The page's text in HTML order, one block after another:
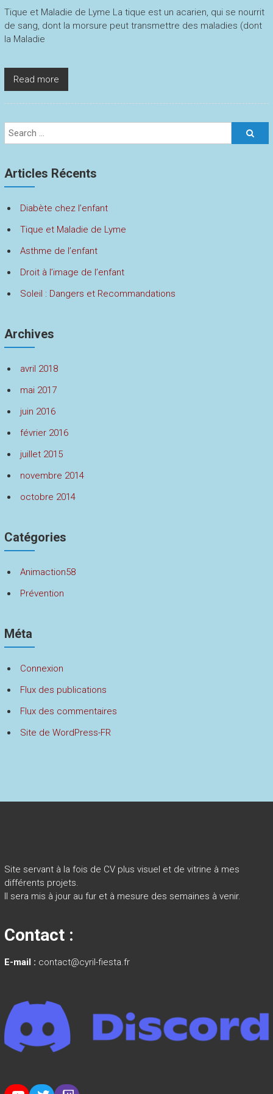
Tique et Maladie de Lyme La tique est un acarien, qui se nourrit
de sang, dont la morsure peut transmettre des maladies (dont
la Maladie
Read more
Articles Récents
Diabète chez l’enfant
Tique et Maladie de Lyme
Asthme de l’enfant
Droit à l’image de l’enfant
Soleil : Dangers et Recommandations
Archives
avril 2018
mai 2017
juin 2016
février 2016
juillet 2015
novembre 2014
octobre 2014
Catégories
Animaction58
Prévention
Méta
Connexion
Flux des publications
Flux des commentaires
Site de WordPress-FR
Site servant à la fois de CV plus visuel et de vitrine à mes
différents projets.
Il sera mis à jour au fur et à mesure des semaines à venir.
Contact :
E-mail : contact@cyril-fiesta.fr